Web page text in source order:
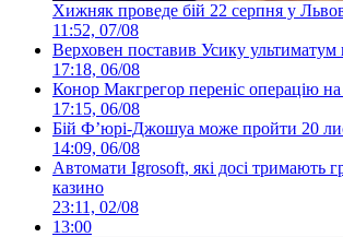
Хижняк проведе бій 22 серпня у
11:52, 07/08
Верховен поставив Усику
17:18, 06/08
Конор Макгрегор переніс операцію на
17:15, 06/08
Бій Ф’юрі-Джошуа може пройти 20
14:09, 06/08
Автомати Igrosoft, які досі тримають
казино
23:11, 02/08
13:00